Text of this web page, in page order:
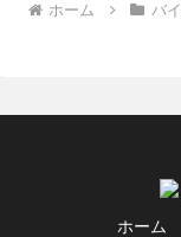
ホーム バ
ホーム